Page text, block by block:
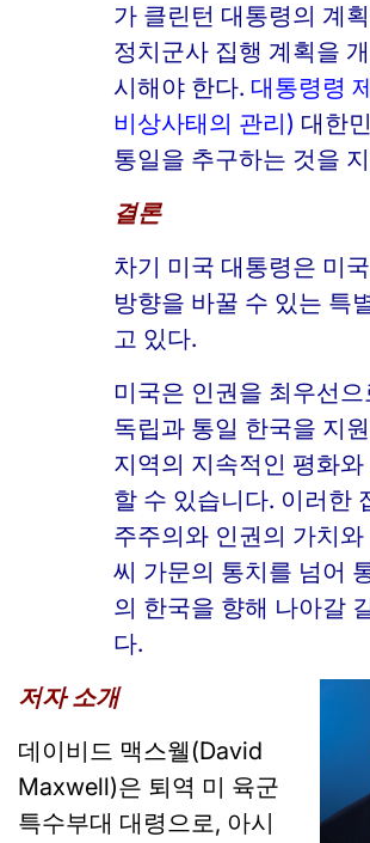
가 클린턴 대통령의 계
정치군사 집행 계획을
시해야 한다. 대통령령
비상사태의 관리) 대한
통일을 추구하는 것을
결론
차기 미국 대통령은 미
방향을 바꿀 수 있는 특
고 있다.
미국은 인권을 최우선
독립과 통일 한국을 지
지역의 지속적인 평화와
할 수 있습니다. 이러한
주주의와 인권의 가치와
씨 가문의 통치를 넘어
의 한국을 향해 나아갈
다.
저자 소개
데이비드 맥스웰(David
Maxwell)은 퇴역 미 육군
특수부대 대령으로, 아시